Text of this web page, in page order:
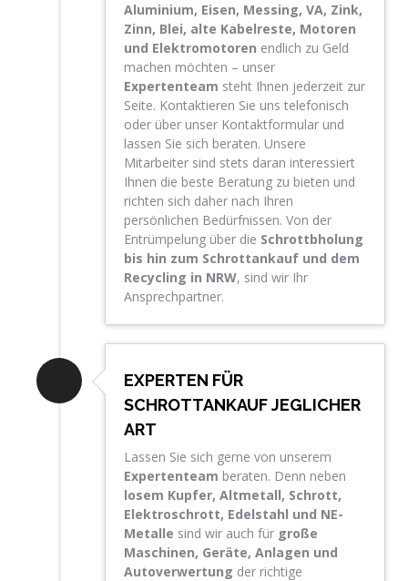
Aluminium, Eisen, Messing, VA, Zink,
Zinn, Blei, alte Kabelreste, Motoren
und Elektromotoren endlich zu Geld
machen möchten – unser
Expertenteam steht Ihnen jederzeit zur
Seite. Kontaktieren Sie uns telefonisch
oder über unser Kontaktformular und
lassen Sie sich beraten. Unsere
Mitarbeiter sind stets daran interessiert
Ihnen die beste Beratung zu bieten und
richten sich daher nach Ihren
persönlichen Bedürfnissen. Von der
Entrümpelung über die Schrottbholung
bis hin zum Schrottankauf und dem
Recycling in NRW, sind wir Ihr
Ansprechpartner.
EXPERTEN FÜR
SCHROTTANKAUF JEGLICHER
ART
Lassen Sie sich gerne von unserem
Expertenteam beraten. Denn neben
losem Kupfer, Altmetall, Schrott,
Elektroschrott, Edelstahl und NE-
Metalle sind wir auch für große
Maschinen, Geräte, Anlagen und
Autoverwertung der richtige